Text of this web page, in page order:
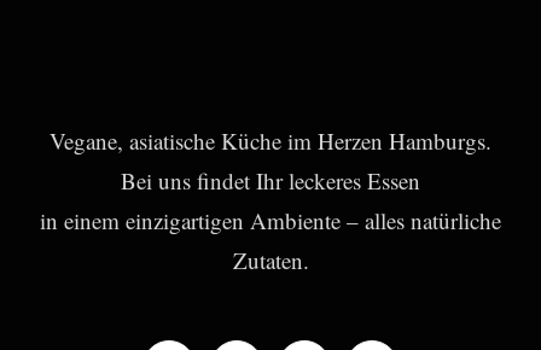
Vegane, asiatische Küche im Herzen Hamburgs.
Bei uns findet Ihr leckeres Essen
in einem einzigartigen Ambiente – alles natürliche
Zutaten.